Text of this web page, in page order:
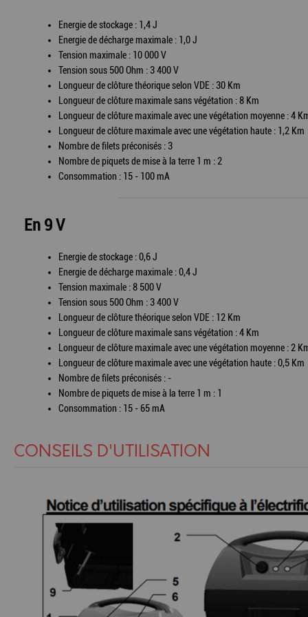
Energie de stockage : 1,4 J
Energie de décharge maximale : 1,0 J
Tension maximale : 10 000 V
Tension sous 500 Ohm : 3 400 V
Longueur de clôture théorique selon VDE : 30 Km
Longueur de clôture maximale sans végétation : 8 Km
Longueur de clôture maximale avec une végétation moyenne : 4
Longueur de clôture maximale avec une végétation haute : 1,2 Km
Nombre de filets préconisés : 3
Nombre de piquets de mise à la terre 1 m : 2
Consommation : 15 - 100 mA
En 9 V
Energie de stockage : 0,6 J
Energie de décharge maximale : 0,4 J
Tension maximale : 8 500 V
Tension sous 500 Ohm : 3 400 V
Longueur de clôture théorique selon VDE : 12 Km
Longueur de clôture maximale sans végétation : 4 Km
Longueur de clôture maximale avec une végétation moyenne : 2
Longueur de clôture maximale avec une végétation haute : 0,5 Km
Nombre de filets préconisés : -
Nombre de piquets de mise à la terre 1 m : 1
Consommation : 15 - 65 mA
CONSEILS D'UTILISATION